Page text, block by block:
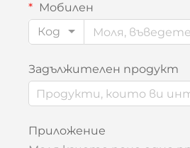
Мобилен
Код
Задължителен продукт
Приложение